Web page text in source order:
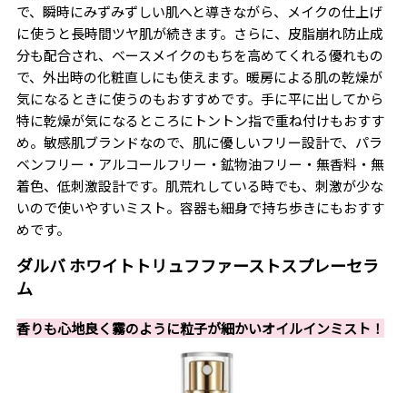
で、瞬時にみずみずしい肌へと導きながら、メイクの仕上げ
に使うと長時間ツヤ肌が続きます。さらに、皮脂崩れ防止成
分も配合され、ベースメイクのもちを高めてくれる優れもの
で、外出時の化粧直しにも使えます。暖房による肌の乾燥が
気になるときに使うのもおすすめです。手に平に出してから
特に乾燥が気になるところにトントン指で重ね付けもおすす
め。敏感肌ブランドなので、肌に優しいフリー設計で、パラ
ベンフリー・アルコールフリー・鉱物油フリー・無香料・無
着色、低刺激設計です。肌荒れしている時でも、刺激が少な
いので使いやすいミスト。容器も細身で持ち歩きにもおすす
めです。
ダルバ ホワイトトリュフファーストスプレーセラ
ム
香りも心地良く霧のように粒子が細かいオイルインミスト！